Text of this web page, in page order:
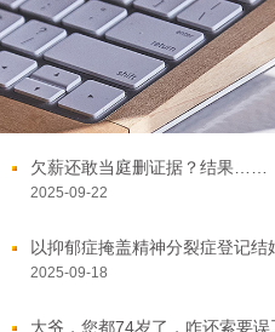
首页 Home
关于格森 About
业务领域 Service
格森力量
工作机会 Careers
欠薪还敢当庭删证据？结果……
2025-09-22
以抑郁症掩盖精神分裂症登记
2025-09-18
大爷，您都74岁了，咋还索要误